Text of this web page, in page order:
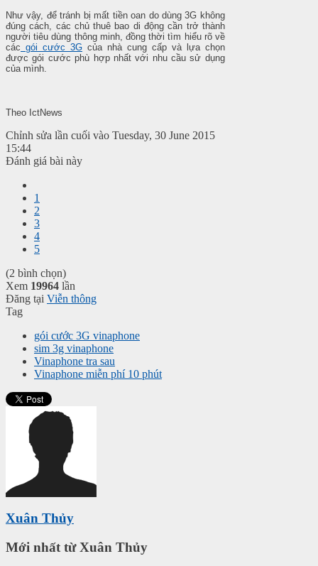
Như vậy, để tránh bị mất tiền oan do dùng 3G không
đúng cách, các chủ thuê bao di động cần trở thành
người tiêu dùng thông minh, đồng thời tìm hiểu rõ về
các gói cước 3Gcủa nhà cung cấp và lựa chọn
được gói cước phù hợp nhất với nhu cầu sử dụng
của mình.
Theo IctNews
Chỉnh sửa lần cuối vào Tuesday, 30 June 2015
15:44
Đánh giá bài này
1
2
3
4
5
(2 bình chọn)
Xem 19964 lần
Đăng tại Viễn thông
Tag
gói cước 3G vinaphone
sim 3g vinaphone
Vinaphone tra sau
Vinaphone miễn phí 10 phút
Xuân Thủy
Mới nhất từ Xuân Thủy